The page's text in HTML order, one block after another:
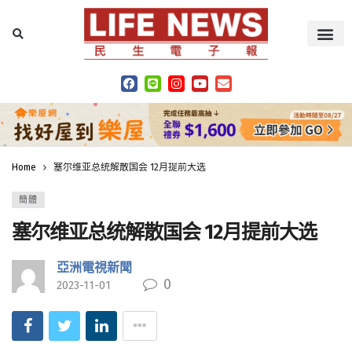
Home 塞尔维亚总统解散国会 12月提前大选
簡體
塞尔维亚总统解散国会 12月提前大选
亞洲電視新聞
2023-11-01 0